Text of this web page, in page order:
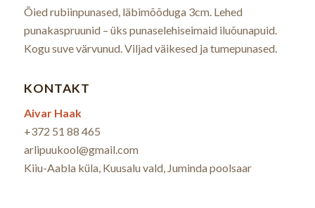
Õied rubiinpunased, läbimõõduga 3cm. Lehed
punakaspruunid – üks punaselehiseimaid iluõunapuid.
Kogu suve värvunud. Viljad väikesed ja tumepunased.
KONTAKT
Aivar Haak
+372 51 88 465
arlipuukool@gmail.com
Kiiu-Aabla küla, Kuusalu vald, Juminda poolsaar